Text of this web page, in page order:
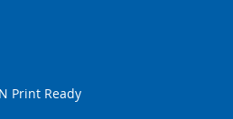
Print Ready